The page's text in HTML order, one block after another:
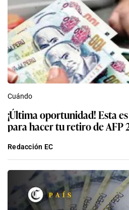
Cuándo
¡Última oportunidad! Esta
para hacer tu retiro de AFP
Redacción EC